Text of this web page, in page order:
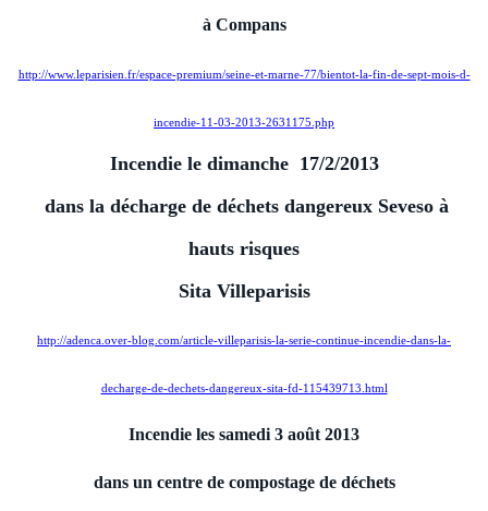
à Compans
http://www.leparisien.fr/espace-premium/seine-et-marne-77/bientot-la-fin-de-sept-mois-d-
incendie-11-03-2013-2631175.php
Incendie le dimanche 17/2/2013
dans la décharge de déchets dangereux Seveso à
hauts risques
Sita Villeparisis
http://adenca.over-blog.com/article-villeparisis-la-serie-continue-incendie-dans-la-
decharge-de-dechets-dangereux-sita-fd-115439713.html
Incendie les samedi 3 août 2013
dans un centre de compostage de déchets